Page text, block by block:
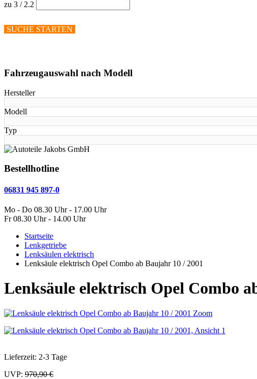
zu 3 / 2.2
SUCHE STARTEN
Fahrzeugauswahl nach Modell
Hersteller
Modell
Typ
Bestellhotline
06831 945 897-0
Mo - Do 08.30 Uhr - 17.00 Uhr
Fr 08.30 Uhr - 14.00 Uhr
Startseite
Lenkgetriebe
Lenksäulen elektrisch
Lenksäule elektrisch Opel Combo ab Baujahr 10 / 2001
Lenksäule elektrisch Opel Combo
Zoom
Lieferzeit: 2-3 Tage
UVP: 970,90 €